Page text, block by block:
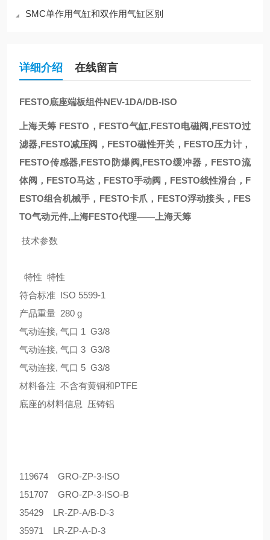
SMC单作用气缸和双作用气缸区别
详细介绍 在线留言
FESTO底座端板组件NEV-1DA/DB-ISO
上海天筹 FESTO，FESTO气缸,FESTO电磁阀,FESTO过
滤器,FESTO减压阀，FESTO磁性开关，FESTO压力计，
FESTO传感器,FESTO防爆阀,FESTO缓冲器，FESTO流
体阀，FESTO马达，FESTO手动阀，FESTO线性滑台，F
ESTO组合机械手，FESTO卡爪，FESTO浮动接头，FES
TO气动元件,上海FESTO代理——上海天筹
技术参数
特性 特性
符合标准 ISO 5599-1
产品重量 280 g
气动连接, 气口 1 G3/8
气动连接, 气口 3 G3/8
气动连接, 气口 5 G3/8
材料备注 不含有黄铜和PTFE
底座的材料信息 压铸铝
119674 GRO-ZP-3-ISO
151707 GRO-ZP-3-ISO-B
35429 LR-ZP-A/B-D-3
35971 LR-ZP-A-D-3